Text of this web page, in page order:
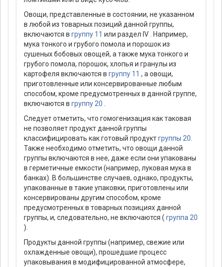
Овощи, представленные в состоянии, не указанном
в любой из товарных позиций данной группы,
включаются в группу 11 или раздел IV . Например,
мука тонкого и грубого помола и порошок из
сушеных бобовых овощей, а также мука тонкого и
грубого помола, порошок, хлопья и гранулы из
картофеля включаются в группу 11 , а овощи,
приготовленные или консервированные любым
способом, кроме предусмотренных в данной группе,
включаются в группу 20
Следует отметить, что гомогенизация как таковая
не позволяет продукт данной группы
классифицировать как готовый продуктгруппы 20
Также необходимо отметить, что овощи данной
группы включаются в нее, даже если они упакованы
в герметичные емкости (например, луковая мука в
банках). В большинстве случаев, однако, продукты,
упакованные в такие упаковки, приготовлены или
консервированы другим способом, кроме
предусмотренных в товарных позициях данной
группы, и, следовательно, не включаются ( группа 20
).
Продукты данной группы (например, свежие или
охлажденные овощи), прошедшие процесс
упаковывания в модифицированной атмосфере,